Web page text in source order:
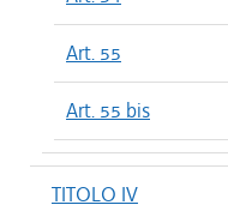
Art. 55
Art. 55 bis
TITOLO IV